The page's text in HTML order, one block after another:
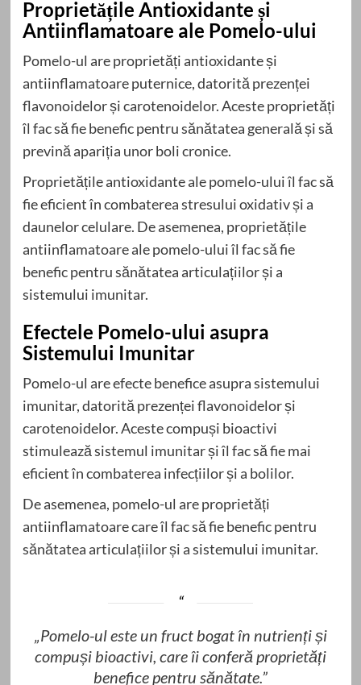
Proprietățile Antioxidante și
Antiinflamatoare ale Pomelo-ului
Pomelo-ul are proprietăți antioxidante și
antiinflamatoare puternice, datorită prezenței
flavonoidelor și carotenoidelor. Aceste proprietăți
îl fac să fie benefic pentru sănătatea generală și să
prevină apariția unor boli cronice.
Proprietățile antioxidante ale pomelo-ului îl fac să
fie eficient în combaterea stresului oxidativ și a
daunelor celulare. De asemenea, proprietățile
antiinflamatoare ale pomelo-ului îl fac să fie
benefic pentru sănătatea articulațiilor și a
sistemului imunitar.
Efectele Pomelo-ului asupra
Sistemului Imunitar
Pomelo-ul are efecte benefice asupra sistemului
imunitar, datorită prezenței flavonoidelor și
carotenoidelor. Aceste compuși bioactivi
stimulează sistemul imunitar și îl fac să fie mai
eficient în combaterea infecțiilor și a bolilor.
De asemenea, pomelo-ul are proprietăți
antiinflamatoare care îl fac să fie benefic pentru
sănătatea articulațiilor și a sistemului imunitar.
„Pomelo-ul este un fruct bogat în nutrienți și
compuși bioactivi, care îi conferă proprietăți
benefice pentru sănătate.”